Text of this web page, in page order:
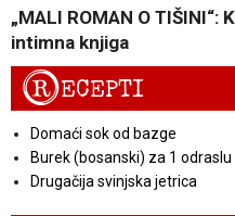
„MALI ROMAN O
intimna knjiga
RECEPTI
Domaći sok od bazge
Burek (bosanski) za 1 odraslu
Drugačija svinjska jetrica